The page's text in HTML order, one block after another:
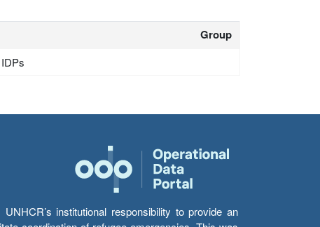
Group
institutional responsibility to provide an